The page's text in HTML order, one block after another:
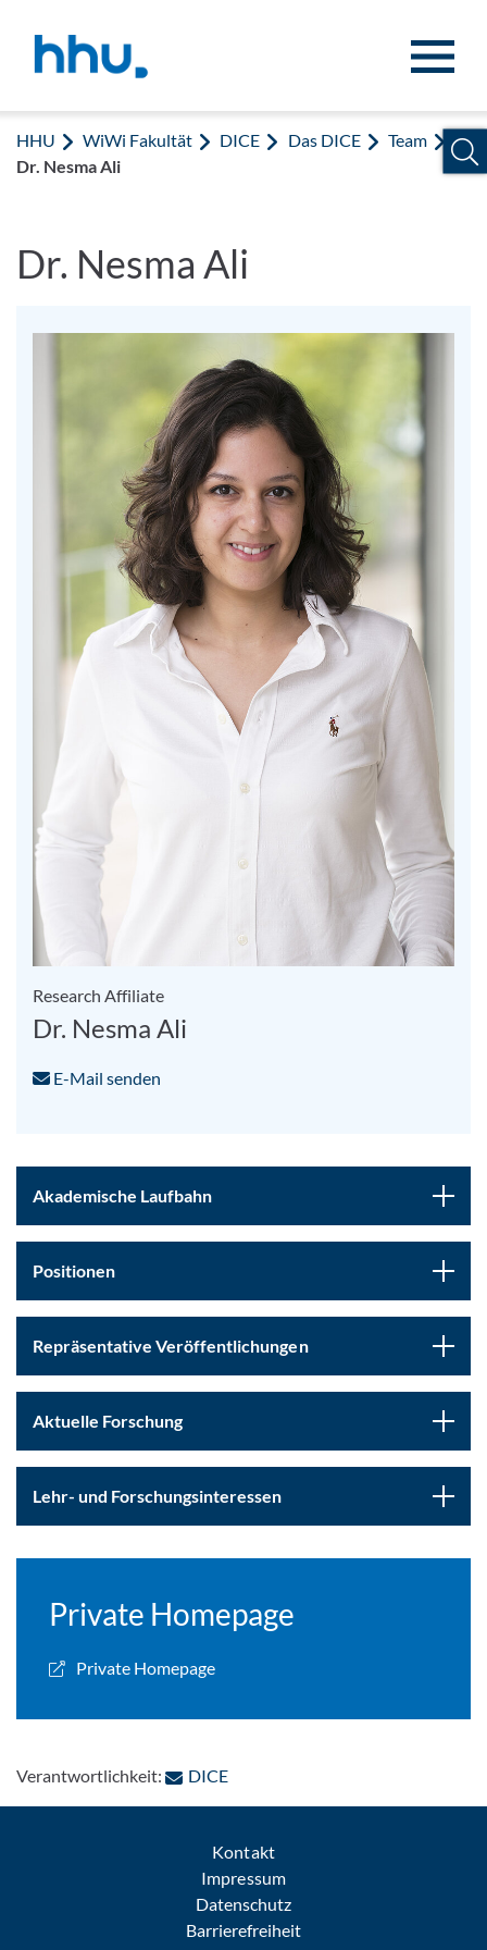
HHU WiWi Fakultät DICE Das DICE
Team
Dr. Nesma Ali
Dr. Nesma Ali
Research Affiliate
Dr. Nesma Ali
E-Mail senden
Akademische Laufbahn
Positionen
Repräsentative Veröffentlichungen
Aktuelle Forschung
Lehr- und Forschungsinteressen
Private Homepage
Private Homepage
Verantwortlichkeit: DICE: Per E-Mail kontaktieren
Kontakt
Impressum
Datenschutz
Barrierefreiheit